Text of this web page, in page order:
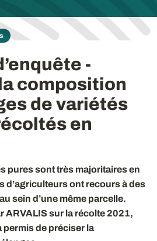
-
composition
de variétés
en
pures sont très majoritaires en
d’agriculteurs ont recours à des
sein d’une même parcelle.
ARVALIS sur la récolte 2021,
permis de préciser la